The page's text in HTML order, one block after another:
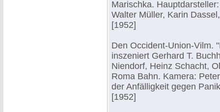
Marischka.
Walter Müller, Karin
[1952]
Den Occident-Union-Vilm.
inszeniert Gerhard T.
Niendorf, Heinz Schacht,
Roma Bahn. Kamera:
der Anfälligkeit gegen
[1952]